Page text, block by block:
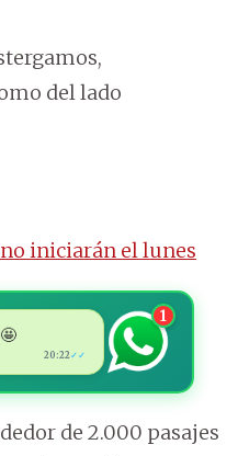
del lado
iniciarán el lunes
20:22✓✓
1
de 2.000 pasajes